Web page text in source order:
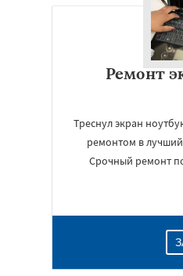
Ремонт
Треснул экран
ремонтом в
Срочный ремонт